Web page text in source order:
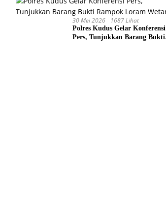
30 Mei 2026 1687 Lihat
Polres Kudus Gelar Konferensi
Pers, Tunjukkan Barang Bukti